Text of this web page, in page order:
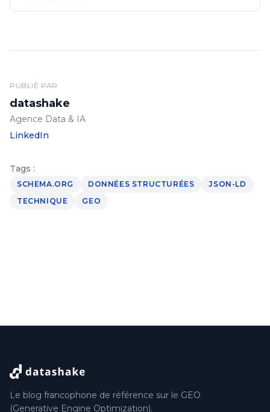
PUBLIÉ PAR
datashake
Agence Data & IA
LinkedIn
Tags :
SCHEMA.ORG DONNÉES STRUCTURÉES
JSON-LD
TECHNIQUE
GEO
Le blog francophone de référence sur le GEO
(Generative Engine Optimization).